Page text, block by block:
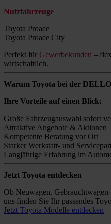
Nutzfahrzeuge
Toyota Proace
Toyota Proace City
Perfekt für Gewerbekunden –
wirtschaftlich.
Warum Toyota bei der
Ihre Vorteile auf einen Blick:
Große Fahrzeugauswahl sofort
Attraktive Angebote & Aktionen
Kompetente Beratung vor Ort
Starker Werkstatt- und
Langjährige Erfahrung im
Jetzt Toyota entdecken
Ob Neuwagen,
uns finden Sie Ihr passendes
Jetzt Toyota Modelle entdecken